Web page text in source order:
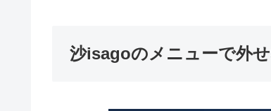
沙isagoのメニューで外